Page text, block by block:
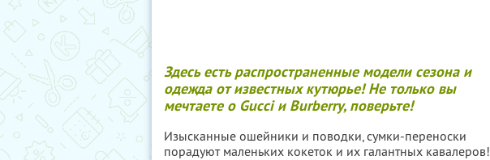
Здесь есть распространенные модели сезона и
одежда от известных кутюрье! Не только вы
мечтаете о Gucci и Burberry, поверьте!
Изысканные ошейники и поводки, сумки-переноски
порадуют маленьких кокеток и их галантных кавалеров!